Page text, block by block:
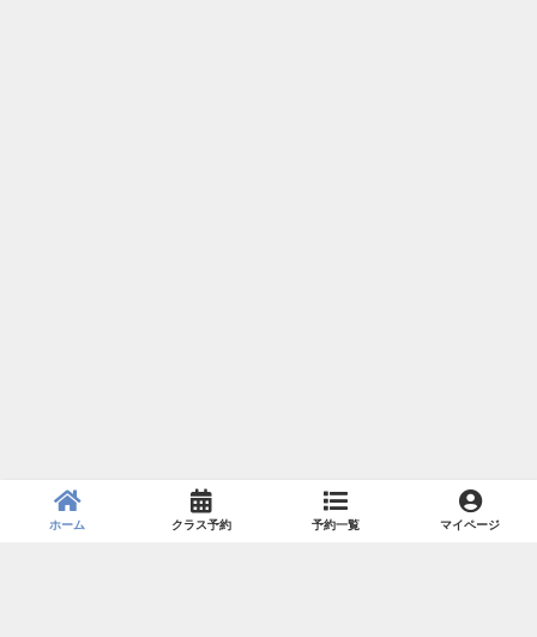
ホーム クラス予約 予約一覧 マイページ